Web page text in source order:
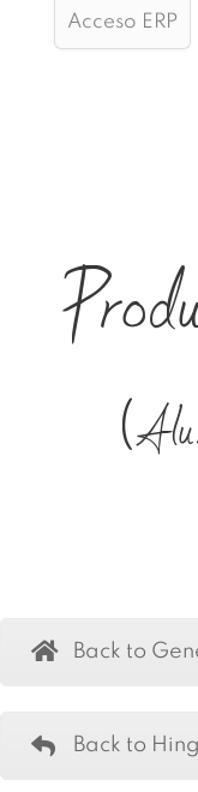
Acceso ERP
Back to
Back to